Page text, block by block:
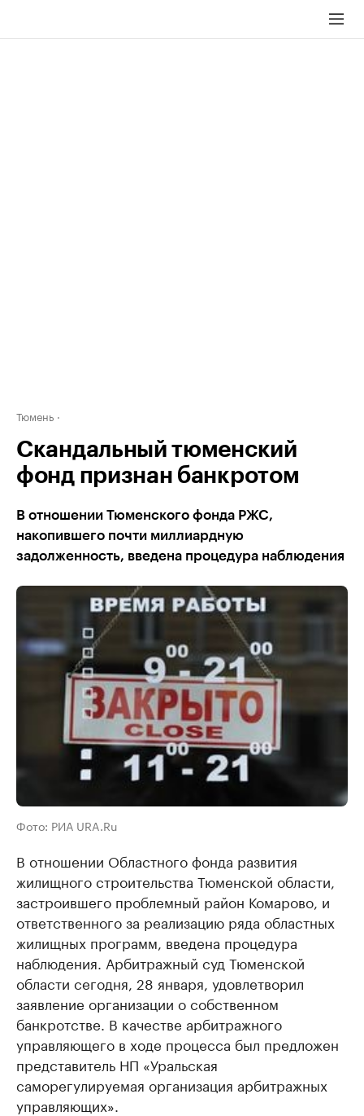
Тюмень
Скандальный тюменский
фонд признан банкротом
В отношении Тюменского фонда РЖС,
накопившего почти миллиардную
задолженность, введена процедура наблюдения
Фото: РИА URA.Ru
В отношении Областного фонда развития
жилищного строительства Тюменской области,
застроившего проблемный район Комарово, и
ответственного за реализацию ряда областных
жилищных программ, введена процедура
наблюдения. Арбитражный суд Тюменской
области сегодня, 28 января, удовлетворил
заявление организации о собственном
банкротстве. В качестве арбитражного
управляющего в ходе процесса был предложен
представитель НП «Уральская
саморегулируемая организация арбитражных
управляющих».